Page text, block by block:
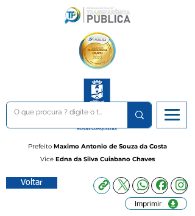
Prefeito Maximo Antonio de Souza da Costa
Vice Edna da Silva Cuiabano Chaves
Voltar
Imprimir